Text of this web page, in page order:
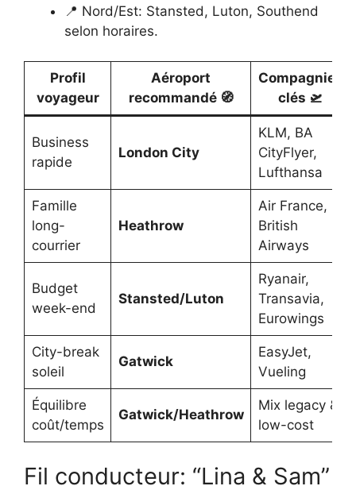
📍 Nord/Est: Stansted, Luton, Southend
selon horaires.
Profil
voyageur
Aéroport
recommandé 🧭
Compagnies
clés 🛫
Business
rapide
London City
KLM, BA
CityFlyer,
Lufthansa
Famille
long-
courrier
Heathrow
Air France,
British
Airways
Budget
week-end
Stansted/Luton
Ryanair,
Transavia,
Eurowings
City-break
soleil
Gatwick
EasyJet,
Vueling
Équilibre
coût/temps
Gatwick/Heathrow
Mix legacy &
low-cost
Fil conducteur: “Lina & Sam”